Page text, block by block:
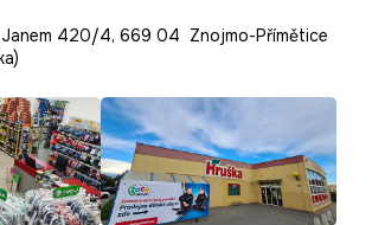
420/4, 669 04 Znojmo-Přímětice